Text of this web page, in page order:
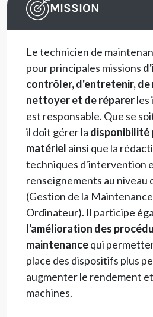
MISSION
Le technicien de
pour principales missions
contrôler, d'entretenir, de
nettoyer et de réparerles
est responsable. Que se
il doit gérer la disponibilité
matériel ainsi que la
techniques d'intervention
renseignements au niveau
(Gestion de la
Ordinateur). Il participe
l'amélioration des
maintenancequi
place des dispositifs plus
augmenter le rendement
machines.